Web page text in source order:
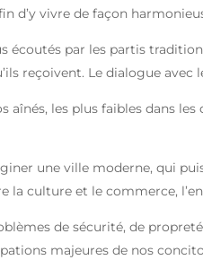
d’y vivre de façon
écoutés par les partis
reçoivent. Le dialogue
aînés, les plus faibles dans
une ville moderne, qui
culture et le commerce,
de sécurité, de
majeures de nos